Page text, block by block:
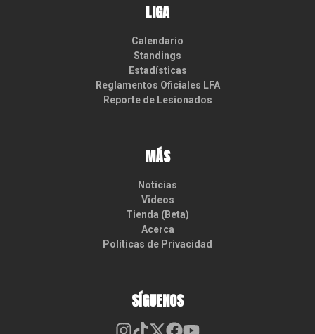
LIGA
Calendario
Standings
Estadísticas
Reglamentos Oficiales LFA
Reporte de Lesionados
MÁS
Noticias
Videos
Tienda (Beta)
Acerca
Políticas de Privacidad
SÍGUENOS